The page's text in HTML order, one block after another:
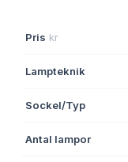
Pris kr
Lampteknik
Sockel/Typ
Antal lampor